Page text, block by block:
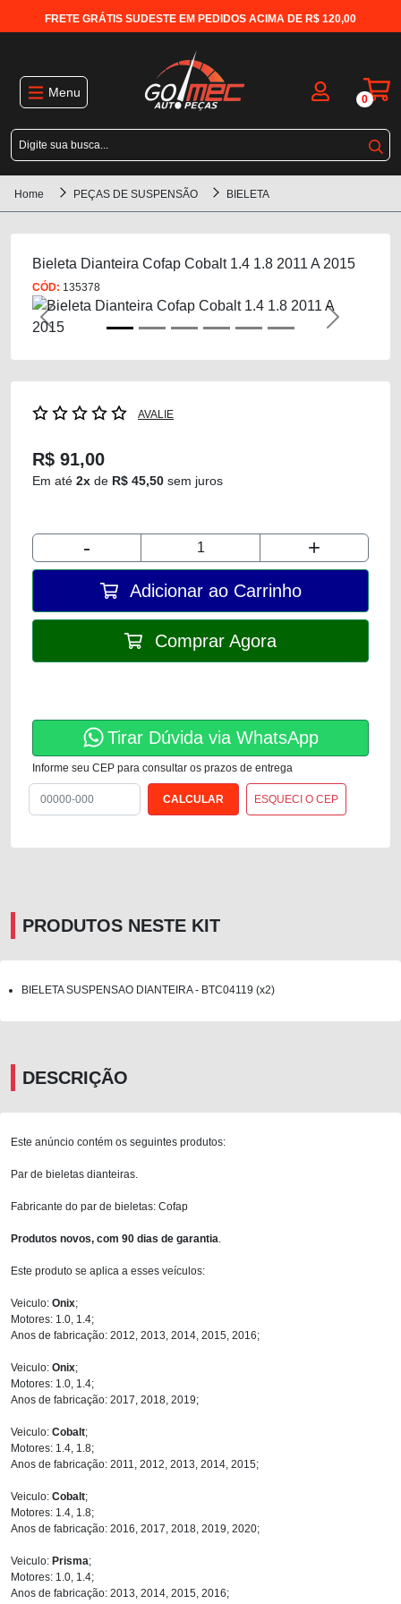
FRETE GRÁTIS SUDESTE EM PEDIDOS ACIMA DE R$ 120,00
Menu 0
Home PEÇAS DE SUSPENSÃO BIELETA
Bieleta Dianteira Cofap Cobalt 1.4 1.8 2011 A 2015
CÓD: 135378
Previous Next
AVALIE
R$ 91,00
Em até 2x de R$ 45,50 sem juros
- +
Adicionar ao Carrinho
Comprar Agora
Tirar Dúvida via WhatsApp
Informe seu CEP para consultar os prazos de entrega
ESQUECI O CEP
PRODUTOS NESTE KIT
BIELETA SUSPENSAO DIANTEIRA - BTC04119 (x2)
DESCRIÇÃO
Este anúncio contém os seguintes produtos:
Par de bieletas dianteiras.
Fabricante do par de bieletas: Cofap
Produtos novos, com 90 dias de garantia
Este produto se aplica a esses veículos:
Veiculo: Onix;
Motores: 1.0, 1.4;
Anos de fabricação: 2012, 2013, 2014, 2015, 2016;
Veiculo: Onix;
Motores: 1.0, 1.4;
Anos de fabricação: 2017, 2018, 2019;
Veiculo: Cobalt;
Motores: 1.4, 1.8;
Anos de fabricação: 2011, 2012, 2013, 2014, 2015;
Veiculo: Cobalt;
Motores: 1.4, 1.8;
Anos de fabricação: 2016, 2017, 2018, 2019, 2020;
Veiculo: Prisma;
Motores: 1.0, 1.4;
Anos de fabricação: 2013, 2014, 2015, 2016;